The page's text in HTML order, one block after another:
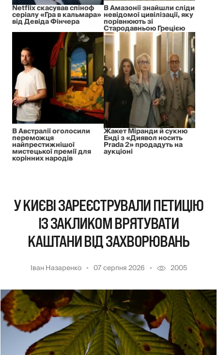
Netflix скасував спіноф
серіалу «Гра в кальмара»
від Девіда Фінчера
В Амазонії знайшли сліди
невідомої цивілізації, яку
порівнюють зі
Стародавньою Грецією
В Австралії оголосили
переможця
найпрестижнішої
мистецької премії для
корінних народів
Жакет Міранди й сукню
Енді з «Диявол носить
Prada 2» продадуть на
аукціоні
У КИЄВІ ЗАРЕЄСТРУВАЛИ ПЕТИЦІЮ
ІЗ ЗАКЛИКОМ ВРЯТУВАТИ
КАШТАНИ ВІД ЗАХВОРЮВАНЬ
Іван Назаренко 07 серпня 2026 2005